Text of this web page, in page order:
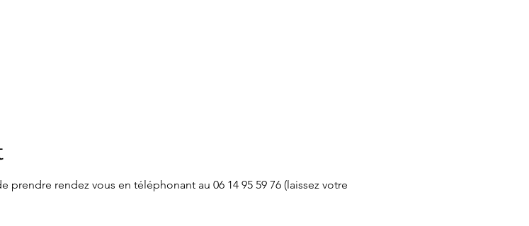
rendez vous en téléphonant au 06 14 95 59 76 (laissez votre